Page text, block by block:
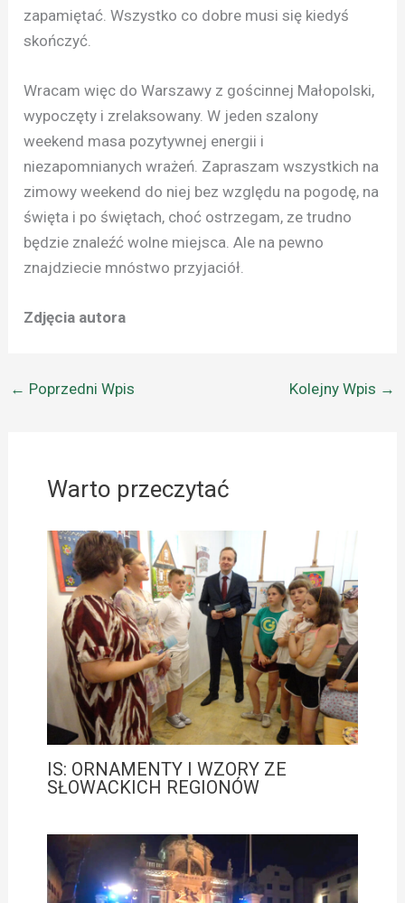
zapamiętać. Wszystko co dobre musi się kiedyś
skończyć.
Wracam więc do Warszawy z gościnnej Małopolski,
wypoczęty i zrelaksowany. W jeden szalony
weekend masa pozytywnej energii i
niezapomnianych wrażeń. Zapraszam wszystkich na
zimowy weekend do niej bez względu na pogodę, na
święta i po świętach, choć ostrzegam, ze trudno
będzie znaleźć wolne miejsca. Ale na pewno
znajdziecie mnóstwo przyjaciół.
Zdjęcia autora
← Poprzedni Wpis Kolejny Wpis →
Warto przeczytać
IS: ORNAMENTY I WZORY ZE
SŁOWACKICH REGIONÓW